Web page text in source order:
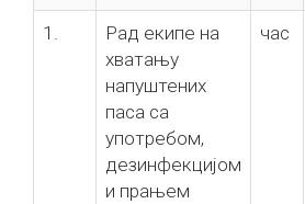
1.
Рад екипе на
хватању
напуштених
паса са
употребом,
дезинфекцијом
и прањем
час